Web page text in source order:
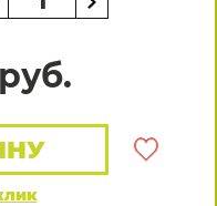
руб.